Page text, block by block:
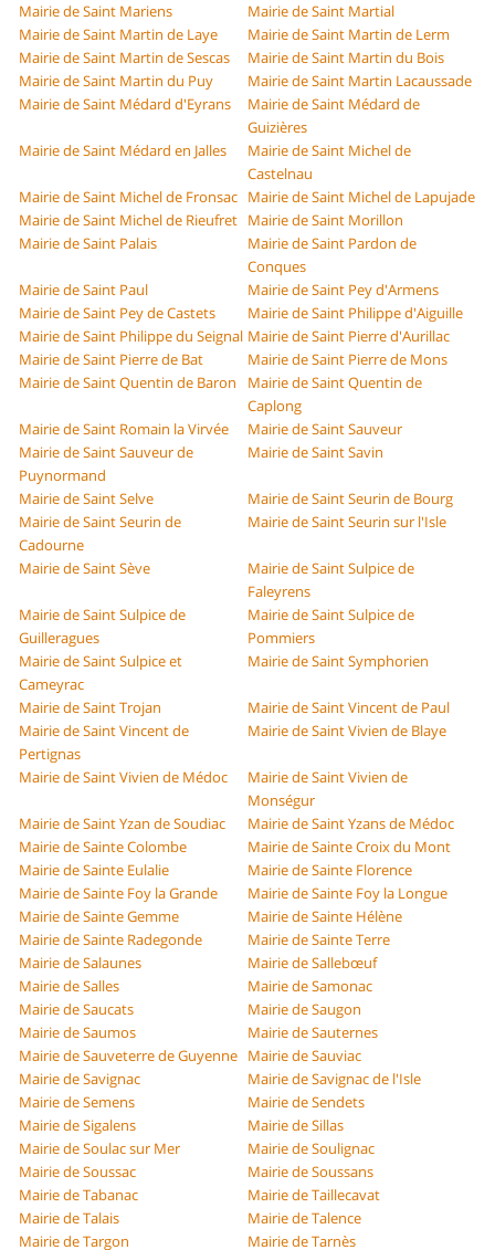
Mairie de Saint Mariens
Mairie de Saint Martial
Mairie de Saint Martin de Laye
Mairie de Saint Martin de Lerm
Mairie de Saint Martin de Sescas
Mairie de Saint Martin du Bois
Mairie de Saint Martin du Puy
Mairie de Saint Martin Lacaussade
Mairie de Saint Médard d'Eyrans
Mairie de Saint Médard de
Guizières
Mairie de Saint Médard en Jalles
Mairie de Saint Michel de
Castelnau
Mairie de Saint Michel de Fronsac Mairie de Saint Michel de Lapujade
Mairie de Saint Michel de Rieufret Mairie de Saint Morillon
Mairie de Saint Palais
Mairie de Saint Pardon de
Conques
Mairie de Saint Paul
Mairie de Saint Pey d'Armens
Mairie de Saint Pey de Castets
Mairie de Saint Philippe d'Aiguille
Mairie de Saint Philippe du Seignal Mairie de Saint Pierre d'Aurillac
Mairie de Saint Pierre de Bat
Mairie de Saint Pierre de Mons
Mairie de Saint Quentin de Baron
Mairie de Saint Quentin de
Caplong
Mairie de Saint Romain la Virvée
Mairie de Saint Sauveur
Mairie de Saint Sauveur de
Puynormand
Mairie de Saint Savin
Mairie de Saint Selve
Mairie de Saint Seurin de Bourg
Mairie de Saint Seurin de
Cadourne
Mairie de Saint Seurin sur l'Isle
Mairie de Saint Sève
Mairie de Saint Sulpice de
Faleyrens
Mairie de Saint Sulpice de
Guilleragues
Mairie de Saint Sulpice de
Pommiers
Mairie de Saint Sulpice et
Cameyrac
Mairie de Saint Symphorien
Mairie de Saint Trojan
Mairie de Saint Vincent de Paul
Mairie de Saint Vincent de
Pertignas
Mairie de Saint Vivien de Blaye
Mairie de Saint Vivien de Médoc
Mairie de Saint Vivien de
Monségur
Mairie de Saint Yzan de Soudiac
Mairie de Saint Yzans de Médoc
Mairie de Sainte Colombe
Mairie de Sainte Croix du Mont
Mairie de Sainte Eulalie
Mairie de Sainte Florence
Mairie de Sainte Foy la Grande
Mairie de Sainte Foy la Longue
Mairie de Sainte Gemme
Mairie de Sainte Hélène
Mairie de Sainte Radegonde
Mairie de Sainte Terre
Mairie de Salaunes
Mairie de Sallebœuf
Mairie de Salles
Mairie de Samonac
Mairie de Saucats
Mairie de Saugon
Mairie de Saumos
Mairie de Sauternes
Mairie de Sauveterre de Guyenne Mairie de Sauviac
Mairie de Savignac
Mairie de Savignac de l'Isle
Mairie de Semens
Mairie de Sendets
Mairie de Sigalens
Mairie de Sillas
Mairie de Soulac sur Mer
Mairie de Soulignac
Mairie de Soussac
Mairie de Soussans
Mairie de Tabanac
Mairie de Taillecavat
Mairie de Talais
Mairie de Talence
Mairie de Targon
Mairie de Tarnès